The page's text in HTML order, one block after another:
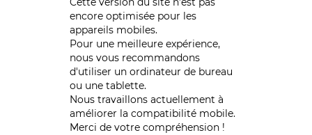
encore optimisée pour les
appareils mobiles.
Pour une meilleure expérience,
nous vous recommandons
d'utiliser un ordinateur de bureau
ou une tablette.
Nous travaillons actuellement à
améliorer la compatibilité mobile.
Merci de votre compréhension !